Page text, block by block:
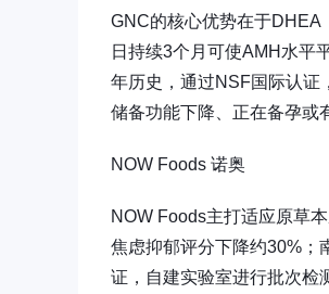
GNC的核心优势在于DHEA
日持续3个月可使AMH水平
年历史，通过NSF国际认证
储备功能下降、正在备孕或
NOW Foods 诺奥
NOW Foods主打适应原草
焦虑抑郁评分下降约30%；
证，自建实验室进行批次检